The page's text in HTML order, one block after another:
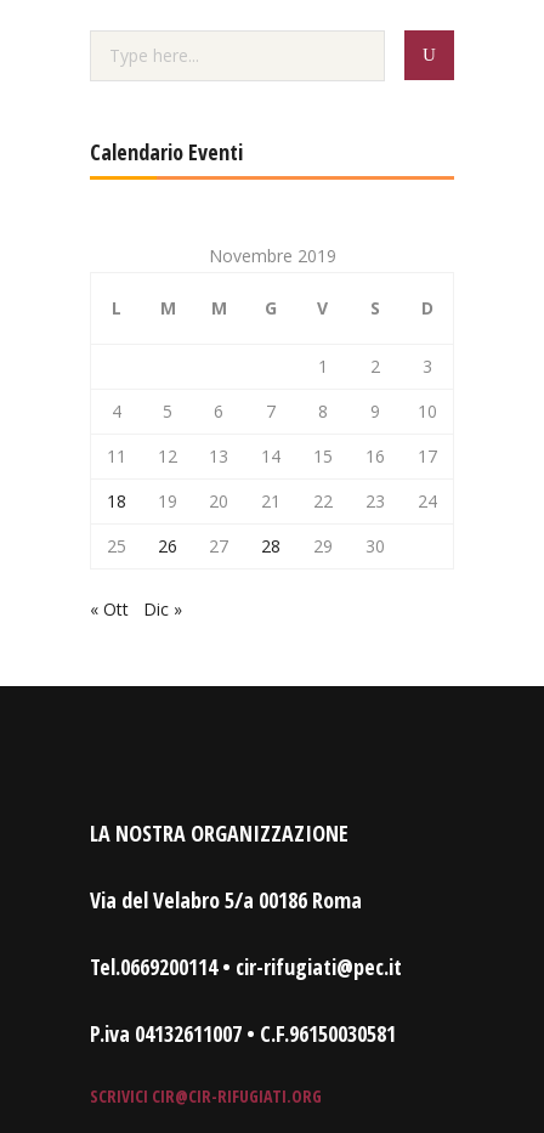
Calendario Eventi
Novembre 2019
L M M G V S D
1 2
3
4
5 6 7 8 9
10
11
12 13 14 15 16
17
18
19 20 21 22 23
24
25
26 27 28 29 30
« Ott Dic »
LA NOSTRA ORGANIZZAZIONE
Via del Velabro 5/a 00186 Roma
Tel.0669200114 • cir-rifugiati@pec.it
P.iva 04132611007 • C.F.96150030581
SCRIVICI CIR@CIR-RIFUGIATI.ORG